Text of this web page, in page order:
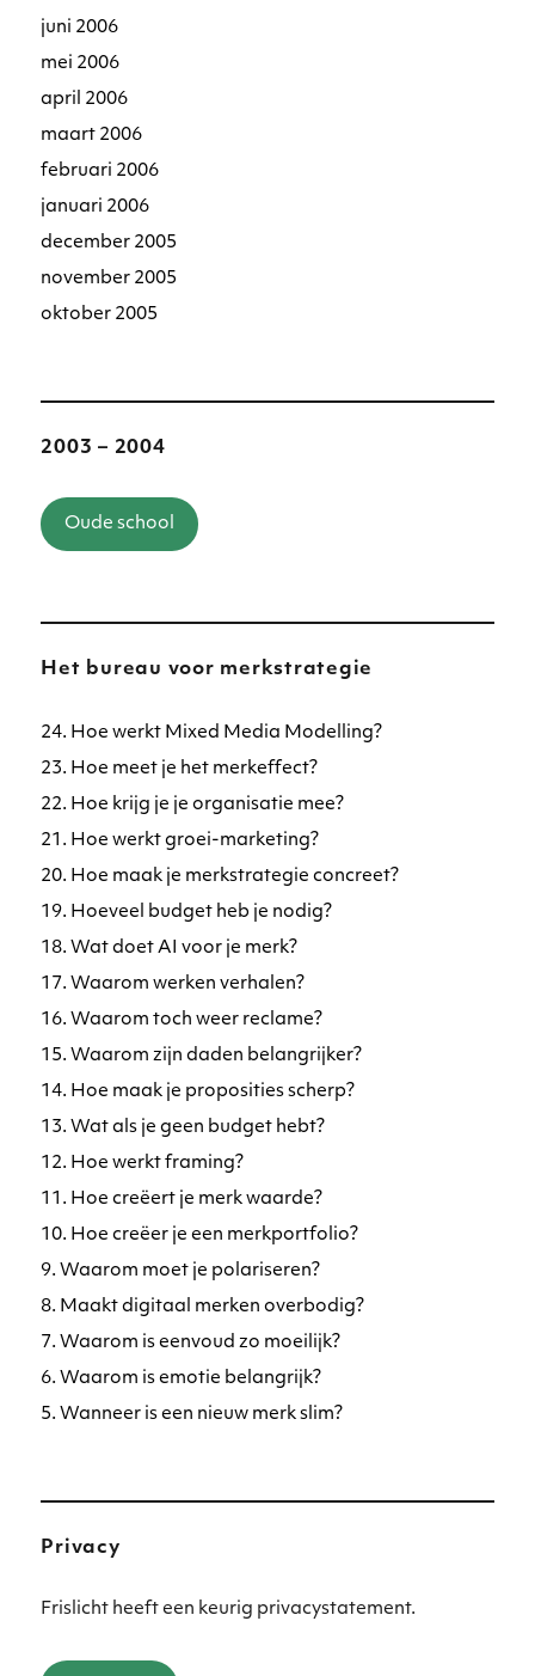
juni 2006
mei 2006
april 2006
maart 2006
februari 2006
januari 2006
december 2005
november 2005
oktober 2005
2003 – 2004
Oude school
Het bureau voor merkstrategie
24. Hoe werkt Mixed Media Modelling?
23. Hoe meet je het merkeffect?
22. Hoe krijg je je organisatie mee?
21. Hoe werkt groei-marketing?
20. Hoe maak je merkstrategie concreet?
19. Hoeveel budget heb je nodig?
18. Wat doet AI voor je merk?
17. Waarom werken verhalen?
16. Waarom toch weer reclame?
15. Waarom zijn daden belangrijker?
14. Hoe maak je proposities scherp?
13. Wat als je geen budget hebt?
12. Hoe werkt framing?
11. Hoe creëert je merk waarde?
10. Hoe creëer je een merkportfolio?
9. Waarom moet je polariseren?
8. Maakt digitaal merken overbodig?
7. Waarom is eenvoud zo moeilijk?
6. Waarom is emotie belangrijk?
5. Wanneer is een nieuw merk slim?
Privacy
Frislicht heeft een keurig privacystatement.